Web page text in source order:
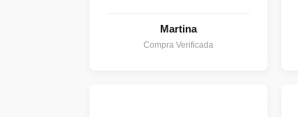
Martina
Compra Verificada